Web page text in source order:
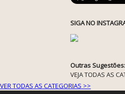
SIGA NO
Outras Sugestões:
VEJA TODAS AS
VER TODAS AS CATEGORIAS >>